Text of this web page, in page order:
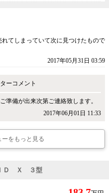
てしまっていて次に見つけたもので
2017年05月31日 03:59
ーコメント
準備が出来次第ご連絡致します。
2017年06月01日 11:33
をもっと見る
Ｄ Ｘ ３型